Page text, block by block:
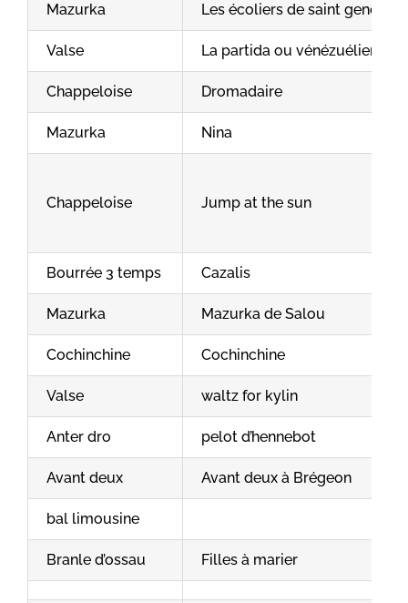
Mazurka Les écoliers de saint genet
Valse La partida ou vénézuélienne
Chappeloise Dromadaire
Mazurka Nina
Chappeloise Jump at the sun
Bourrée 3 temps Cazalis
Mazurka Mazurka de Salou
Cochinchine Cochinchine
Valse waltz for kylin
Anter dro pelot d’hennebot
Avant deux Avant deux à Brégeon
bal limousine
Branle d’ossau Filles à marier